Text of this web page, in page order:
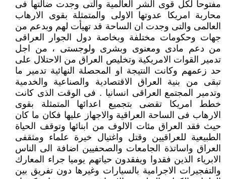
مفتوحا لكل قوى الشر العالمية والتى وجدت ضالتها فى
محاربة امريكا عدوتها الاولى والمتمثلة بقوى الارهاب
العالمى والتى وجدت ان الساحة قد تهيأت لهم وبدعم من
جهات وحكومات مختلفة وبخاصة دول الجوار العراقى
من دعم مادى ومعنوى وبشرى ولوجستى ، من اجل
تدمير القوات الامريكية وتخليص العراق من الاحتلال على
حد زعمهم وكانت النتيجة او المحصلة النهائية تدمير ما
تبقى من بنية العراق الاقتصادية والصناعية والخدمية
وتدمير المجتمع العراقى انسانيا . فى الوقت الذى كانت
خطط امريكا تقضى بتجميع اعدائها المتمثلة بقوى
الارهاب فى الساحة العراقية والاجهاز عليها فكان ما كان
حيث فقد العراق مئات الالوف من ابنائها وتوقف الحياة
الطبيعية للعراقيين وقتل واغتيال خيرة علماء ومثقفى
العراق واساتذة الجامعات والصحفيين اضافة الى الناس
الابرياء الذين فقدوا ويفقدون حياتهم يوميا جراء المعارك
والتفجيرات الاجرامية بالسيارات وغيرها دون تفريق بين